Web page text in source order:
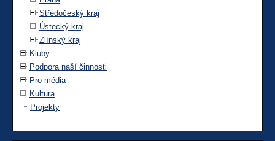
Středočeský kraj
Ústecký kraj
Zlínský kraj
Kluby
Podpora naší činnosti
Pro média
Kultura
Projekty